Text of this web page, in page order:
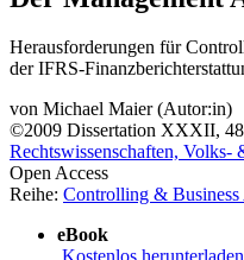
Herausforderungen für
der IFRS-
von Michael Maier (Autor:in)
©2009 Dissertation XXXII,
Rechtswissenschaften, Volks-
Open Access
Reihe: Controlling &
eBook